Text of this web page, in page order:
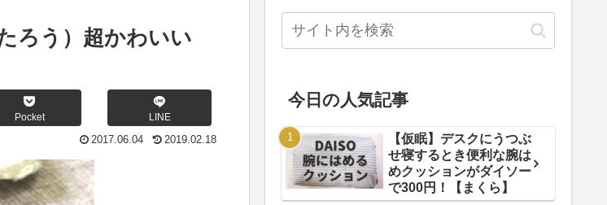
ろう）超かわいい
Pocket LINE
2017.06.04 2019.02.18
今日の人気記事
【仮眠】デスクにうつぶ
せ寝するとき便利な腕は
めクッションがダイソー
で300円！【まくら】